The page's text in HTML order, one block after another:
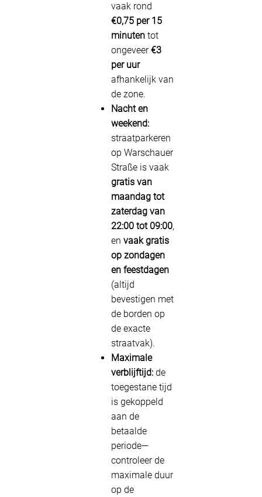
vaak rond
€0,75 per 15
minuten tot
ongeveer€3
per uur
afhankelijk van
de zone.
Nacht en
weekend:
straatparkeren
op Warschauer
Straße is vaak
gratis van
maandag tot
zaterdag van
22:00 tot 09:00,
en vaak gratis
op zondagen
en feestdagen
(altijd
bevestigen met
de borden op
de exacte
straatvak).
Maximale
verblijftijd: de
toegestane tijd
is gekoppeld
aan de
betaalde
periode—
controleer de
maximale duur
op de